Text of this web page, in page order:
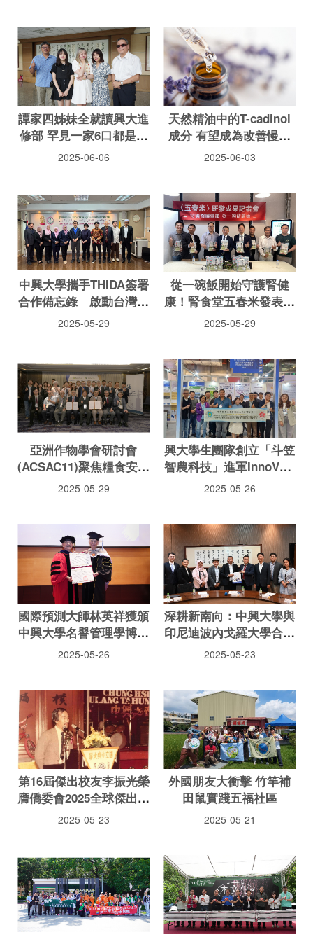
譚家四姊妹全就讀興大進
修部 罕見一家6口都是興
大人
2025-06-06
天然精油中的T-cadinol
成分 有望成為改善慢性
疲勞的新解方 中興大學
2025-06-03
中興大學攜手THIDA簽署
合作備忘錄 啟動台灣清
真產業國際交流新篇章
2025-05-29
從一碗飯開始守護腎健
康！腎食堂五春米發表，
迎戰高齡社會的健康挑戰
2025-05-29
亞洲作物學會研討會
(ACSAC11)聚焦糧食安全
與淨零永續 在臺灣創新
2025-05-29
興大學生團隊創立「斗笠
智農科技」進軍InnoVEX
2025 展現農業科技創新
2025-05-26
國際預測大師林英祥獲頒
中興大學名譽管理學博士
學位
2025-05-26
深耕新南向：中興大學與
印尼迪波內戈羅大學合作
續約
2025-05-23
第16屆傑出校友李振光榮
膺僑委會2025全球傑出僑
生校友
2025-05-23
外國朋友大衝擊 竹竿補
田鼠實踐五福社區
2025-05-21